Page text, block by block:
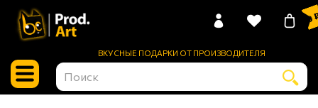
ВКУСНЫЕ ПОДАРКИ ОТ ПРОИЗВОДИТЕЛЯ
0